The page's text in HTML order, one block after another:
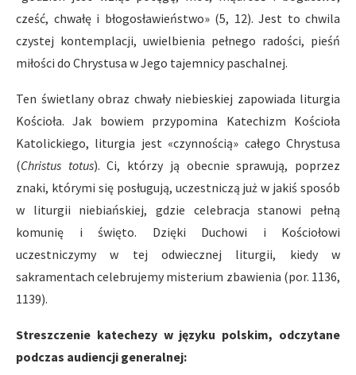
cześć, chwałę i błogosławieństwo» (5, 12). Jest to chwila
czystej kontemplacji, uwielbienia pełnego radości, pieśń
miłości do Chrystusa w Jego tajemnicy paschalnej.
Ten świetlany obraz chwały niebieskiej zapowiada liturgia
Kościoła. Jak bowiem przypomina Katechizm Kościoła
Katolickiego, liturgia jest «czynnością» całego Chrystusa
(Christus totus). Ci, którzy ją obecnie sprawują, poprzez
znaki, którymi się posługują, uczestniczą już w jakiś sposób
w liturgii niebiańskiej, gdzie celebracja stanowi pełną
komunię i święto. Dzięki Duchowi i Kościołowi
uczestniczymy w tej odwiecznej liturgii, kiedy w
sakramentach celebrujemy misterium zbawienia (por. 1136,
1139).
Streszczenie katechezy w języku polskim, odczytane
podczas audiencji generalnej: